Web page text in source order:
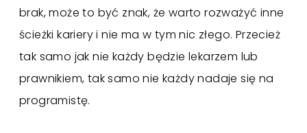
brak, może to być znak, że warto rozważyć inne
ścieżki kariery i nie ma w tym nic złego. Przecież
tak samo jak nie każdy będzie lekarzem lub
prawnikiem, tak samo nie każdy nadaje się na
programistę.